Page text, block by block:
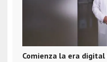
Comienza la era